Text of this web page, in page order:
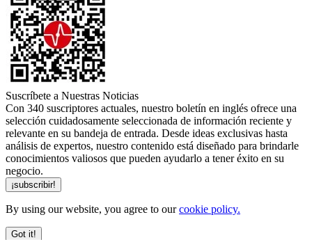
Suscríbete a Nuestras Noticias
Con 340 suscriptores actuales, nuestro boletín en inglés ofrece una
selección cuidadosamente seleccionada de información reciente y
relevante en su bandeja de entrada. Desde ideas exclusivas hasta
análisis de expertos, nuestro contenido está diseñado para brindarle
conocimientos valiosos que pueden ayudarlo a tener éxito en su
negocio.
By using our website, you agree to ourcookie policy.
Got it!